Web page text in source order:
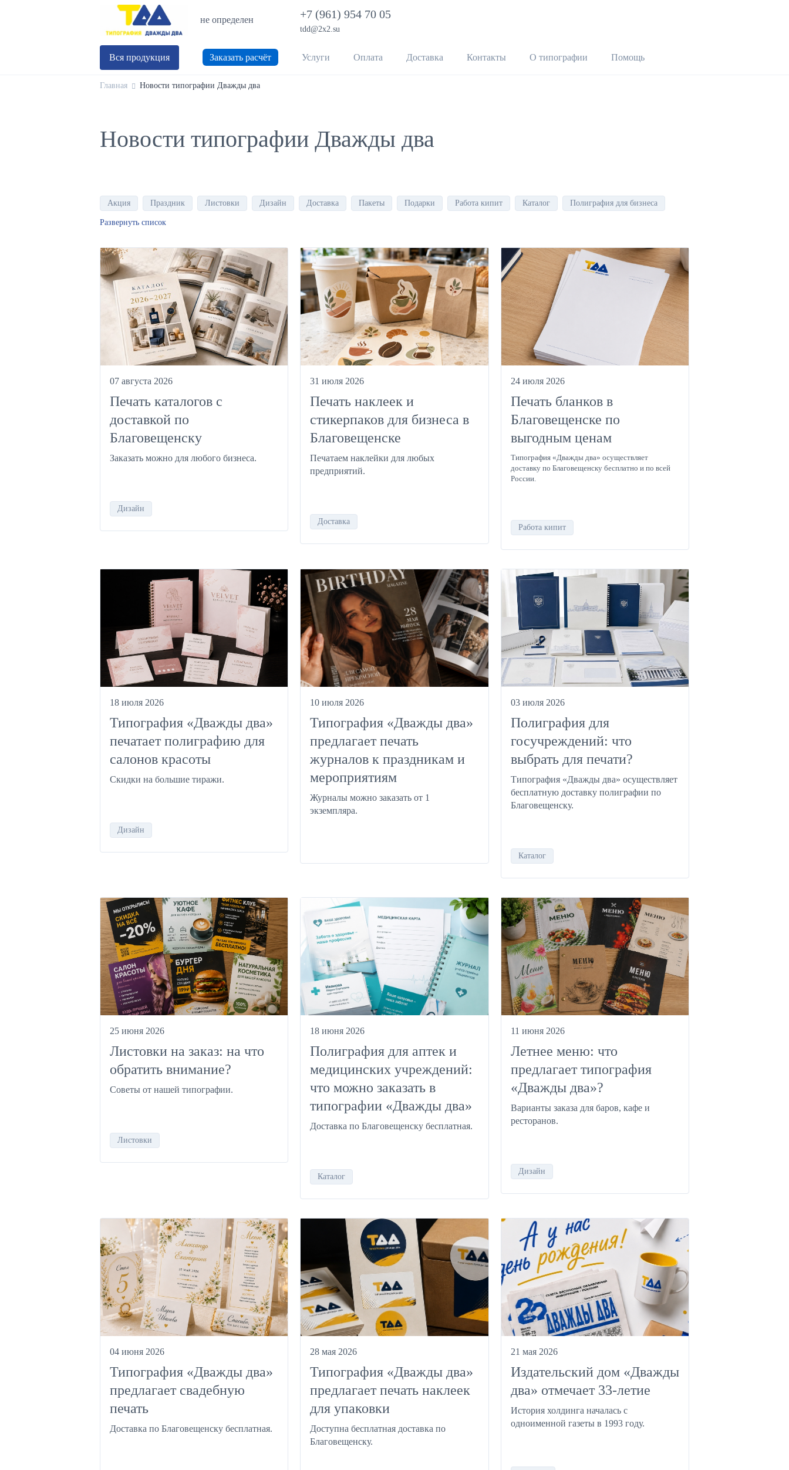
не определен +7 (961) 954 70 05
tdd@2x2.su
Вся продукция Заказать расчёт Услуги Оплата Доставка Контакты О типографии Помощь
Главная Новости типографии Дважды два
Новости типографии Дважды два
Акция Праздник Листовки Дизайн Доставка Пакеты Подарки Работа кипит Каталог Полиграфия для бизнеса
Развернуть список
07 августа 2026
Печать каталогов с
доставкой по
Благовещенску
Заказать можно для любого бизнеса.
Дизайн
31 июля 2026
Печать наклеек и
стикерпаков для бизнеса в
Благовещенске
Печатаем наклейки для любых
предприятий.
Доставка
24 июля 2026
Печать бланков в
Благовещенске по
выгодным ценам
Типография «Дважды два» осуществляет
доставку по Благовещенску бесплатно и по всей
России.
Работа кипит
18 июля 2026
Типография «Дважды два»
печатает полиграфию для
салонов красоты
Скидки на большие тиражи.
Дизайн
10 июля 2026
Типография «Дважды два»
предлагает печать
журналов к праздникам и
мероприятиям
Журналы можно заказать от 1
экземпляра.
03 июля 2026
Полиграфия для
госучреждений: что
выбрать для печати?
Типография «Дважды два» осуществляет
бесплатную доставку полиграфии по
Благовещенску.
Каталог
25 июня 2026
Листовки на заказ: на что
обратить внимание?
Советы от нашей типографии.
Листовки
18 июня 2026
Полиграфия для аптек и
медицинских учреждений:
что можно заказать в
типографии «Дважды два»
Доставка по Благовещенску бесплатная.
Каталог
11 июня 2026
Летнее меню: что
предлагает типография
«Дважды два»?
Варианты заказа для баров, кафе и
ресторанов.
Дизайн
04 июня 2026
Типография «Дважды два»
предлагает свадебную
печать
Доставка по Благовещенску бесплатная.
28 мая 2026
Типография «Дважды два»
предлагает печать наклеек
для упаковки
Доступна бесплатная доставка по
Благовещенску.
21 мая 2026
Издательский дом «Дважды
два» отмечает 33-летие
История холдинга началась с
одноименной газеты в 1993 году.